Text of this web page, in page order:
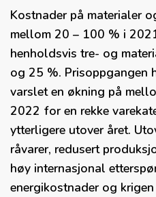
Kostnader på materialer
mellom 20 – 100 % i
henholdsvis tre- og
og 25 %. Prisoppgangen
varslet en økning på
2022 for en rekke
ytterligere utover året.
råvarer, redusert
høy internasjonal
energikostnader og